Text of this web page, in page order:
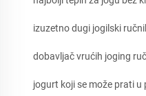
izuzetno dugi jogilski
dobavljač vrućih joging
jogurt koji se može prati u